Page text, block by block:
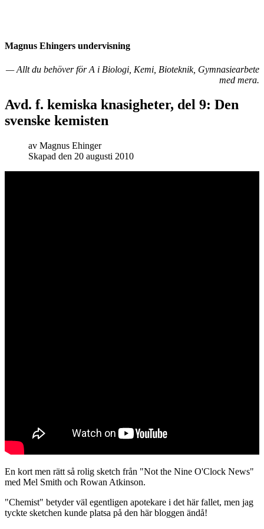
Magnus Ehingers under­visning
— Allt du behöver för A i Biologi, Kemi, Bioteknik, Gymnasiearbete
med mera.
Avd. f. kemiska knasigheter, del 9: Den
svenske kemisten
av Magnus Ehinger
Skapad den 20 augusti 2010
En kort men rätt så rolig sketch från "Not the Nine O'Clock News"
med Mel Smith och Rowan Atkinson.
"Chemist" betyder väl egentligen apotekare i det här fallet, men jag
tyckte sketchen kunde platsa på den här bloggen ändå!